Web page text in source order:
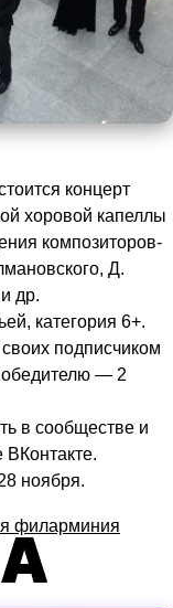
концерт
хоровой капеллы
композиторов-
Д.
др.
категория 6+.
подписчиком
— 2
в сообществе и
ВКонтакте.
ноября.
филарминия